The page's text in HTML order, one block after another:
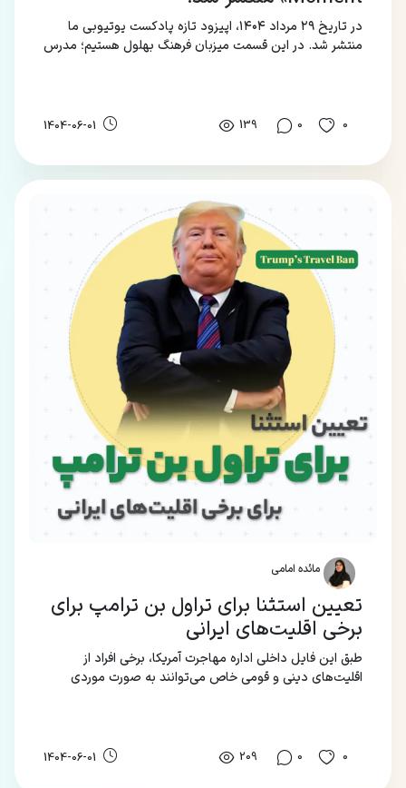
در تاریخ ۲۹ مرداد ۱۴۰۴، اپیزود تازه پادکست یوتیوبی ما
منتشر شد. در این قسمت میزبان فرهنگ بهلول هستیم؛ مدرس
0
0
139
1404-06-01
مائده امامی
تعیین استثنا برای تراول بن ترامپ برای
برخی اقلیت‌های ایرانی
طبق این فایل داخلی اداره مهاجرت آمریکا، برخی افراد از
اقلیت‌های دینی و قومی خاص می‌توانند به صورت موردی
0
0
209
1404-06-01